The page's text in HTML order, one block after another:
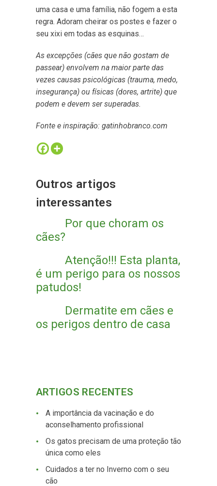
uma casa e uma família, não fogem a esta
regra. Adoram cheirar os postes e fazer o
seu xixi em todas as esquinas…
As excepções (cães que não gostam de
passear) envolvem na maior parte das
vezes causas psicológicas (trauma, medo,
insegurança) ou físicas (dores, artrite) que
podem e devem ser superadas.
Fonte e inspiração: gatinhobranco.com
Outros artigos
interessantes
Por que choram os
cães?
Atenção!!! Esta planta,
é um perigo para os nossos
patudos!
Dermatite em cães e
os perigos dentro de casa
ARTIGOS RECENTES
A importância da vacinação e do
aconselhamento profissional
Os gatos precisam de uma proteção tão
única como eles
Cuidados a ter no Inverno com o seu
cão